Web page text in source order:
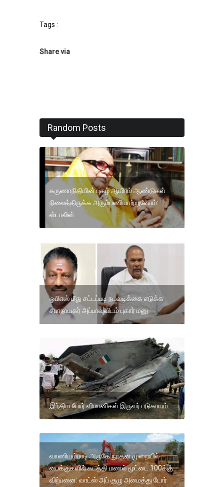
Tags :
Share via
Random Posts
கருணாநிதியின் புகழ் ஆயிரம் ஆண்டுகள்
நிலைத்திருக்க அரும்பணியாற்றுவோம்:
ஸ்டாலின்
ஓபிஎஸ் மீது சட்டப்படி நடவடிக்கை எடுக்க
சபாநாயகர் அப்பாவுவிடம் புகார் மனு
இந்திய போர் விமானிகள் இருவர் படுகாயம்
வாணியம்பாடி அருகே நூதன முறையில்
பைக்குகளில் கடத்தி மணல் மூட்டை 100க்கு
விற்பனை: வாட்ஸ் அப் குழு அமைத்து டோர்